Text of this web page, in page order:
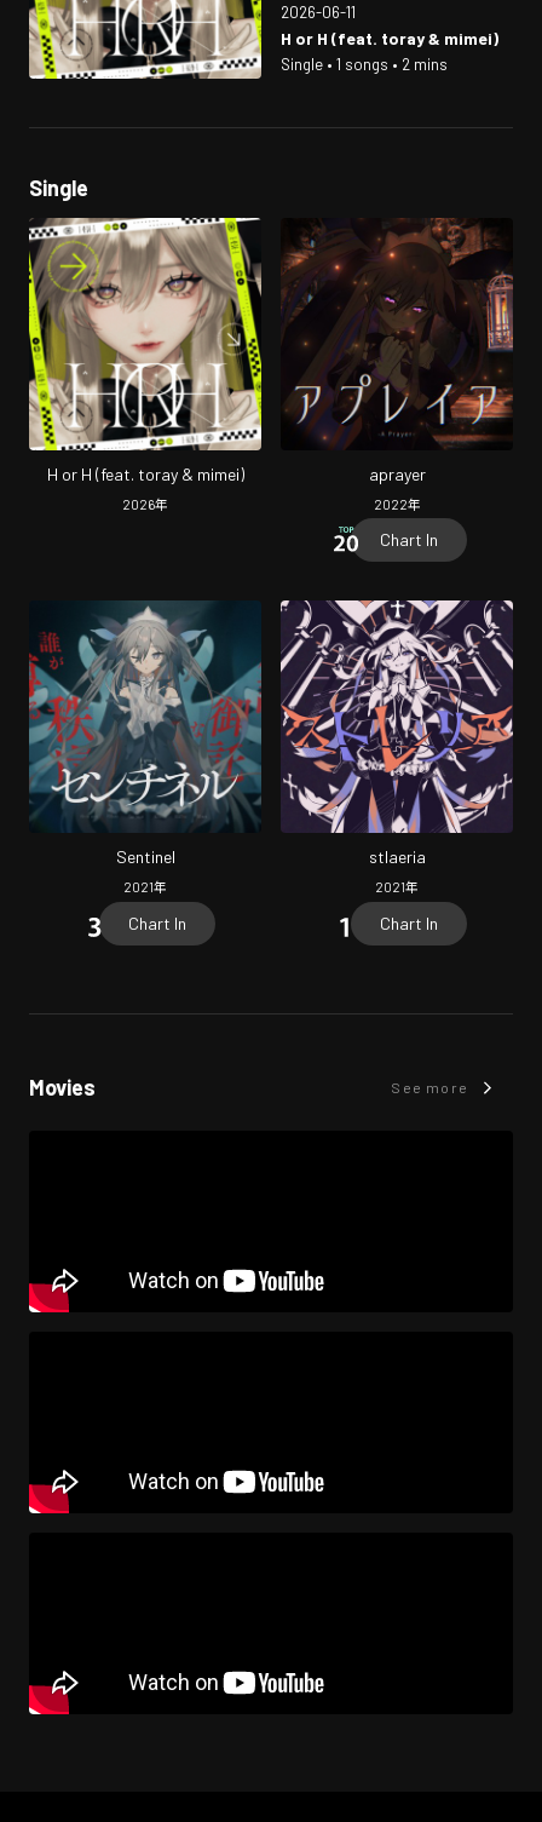
2026-06-11
H or H (feat. toray & mimei)
Single • 1 songs • 2 mins
Single
H or H (feat. toray & mimei)
2026年
aprayer
2022年
Chart In
Sentinel
2021年
Chart In
stlaeria
2021年
Chart In
Movies See more